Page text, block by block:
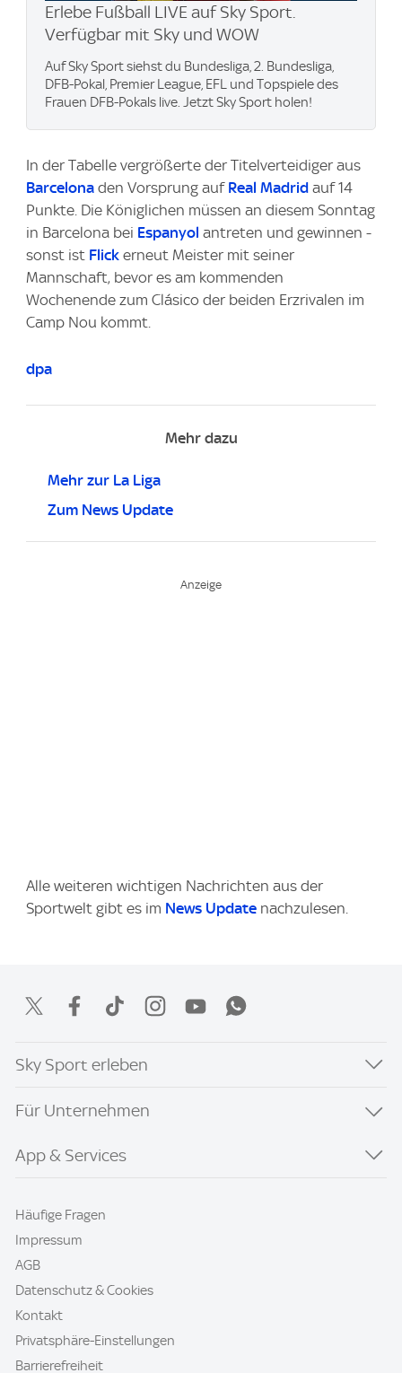
Erlebe Fußball LIVE auf Sky Sport.
Verfügbar mit Sky und WOW
Auf Sky Sport siehst du Bundesliga, 2. Bundesliga,
DFB-Pokal, Premier League, EFL und Topspiele des
Frauen DFB-Pokals live. Jetzt Sky Sport holen!
In der Tabelle vergrößerte der Titelverteidiger aus
Barcelona den Vorsprung auf Real Madrid auf 14
Punkte. Die Königlichen müssen an diesem Sonntag
in Barcelona bei Espanyol antreten und gewinnen -
sonst ist Flick erneut Meister mit seiner
Mannschaft, bevor es am kommenden
Wochenende zum Clásico der beiden Erzrivalen im
Camp Nou kommt.
dpa
Mehr dazu
Mehr zur La Liga
Zum News Update
Alle weiteren wichtigen Nachrichten aus der
Sportwelt gibt es im News Update nachzulesen.
Sky Sport erleben
Für Unternehmen
App & Services
Häufige Fragen
Impressum
AGB
Datenschutz & Cookies
Kontakt
Privatsphäre-Einstellungen
Barrierefreiheit